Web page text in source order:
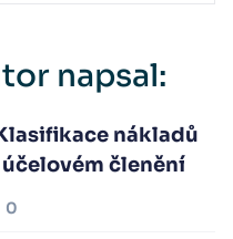
napsal:
nákladů
členění
0